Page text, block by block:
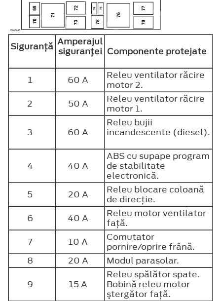
Siguranţă Amperajul
siguranţei Componente protejate
1 60 A
Releu ventilator răcire
motor 2.
2
50 A
Releu ventilator răcire
motor 1.
3
60 A
Releu bujii
incandescente (diesel).
4 40 A
ABS cu supape program
de stabilitate
electronică.
5
20 A
Releu blocare coloană
de direcţie.
6
40 A
Releu motor ventilator
faţă.
7
10 A
Comutator
pornire/oprire frână.
8
20 A
Modul parasolar.
9
15 A
Releu spălător spate.
Bobină releu motor
ştergător faţă.